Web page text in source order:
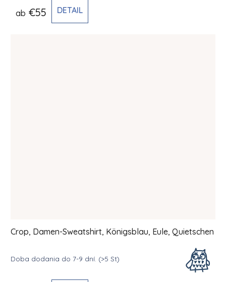
ab €55 DETAIL
Crop, Damen-Sweatshirt, Königsblau, Eule, Quietschen
Doba dodania do 7-9 dní. (>5 St)